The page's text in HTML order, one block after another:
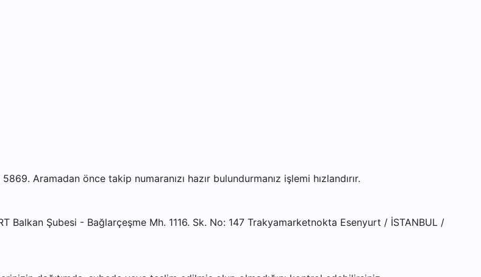
Aramadan önce takip numaranızı hazır bulundurmanız işlemi hızlandırır.
Balkan Şubesi - Bağlarçeşme Mh. 1116. Sk. No: 147 Trakyamarketnokta Esenyurt / İSTANBUL /